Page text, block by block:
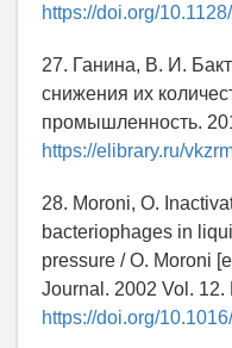
https://doi.org/
27. Ганина, В. И.
снижения их
промышленность.
https://elibrary.ru/
28. Moroni, O.
bacteriophages in
pressure / O. Moroni
Journal. 2002 Vol. 12.
https://doi.org/